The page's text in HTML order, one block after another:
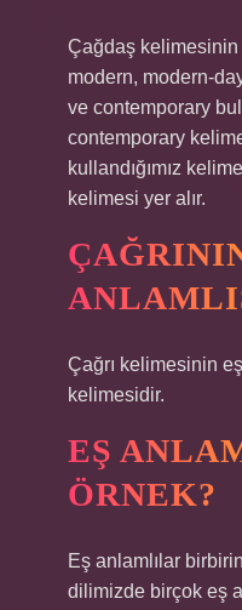
Çağdaş kelimesinin
modern, modern-
ve contemporary
contemporary
kullandığımız
kelimesi yer alır.
Çağrı kelimesinin eş
kelimesidir.
EŞ
ÖRNEK?
Eş anlamlılar
dilimizde birçok eş